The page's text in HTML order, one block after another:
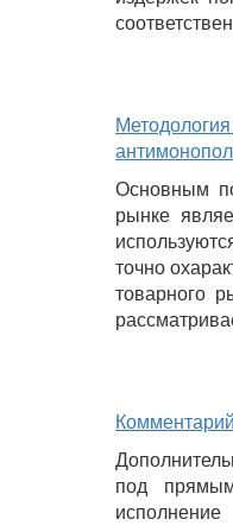
Основным
рынке
точно
товарного
под